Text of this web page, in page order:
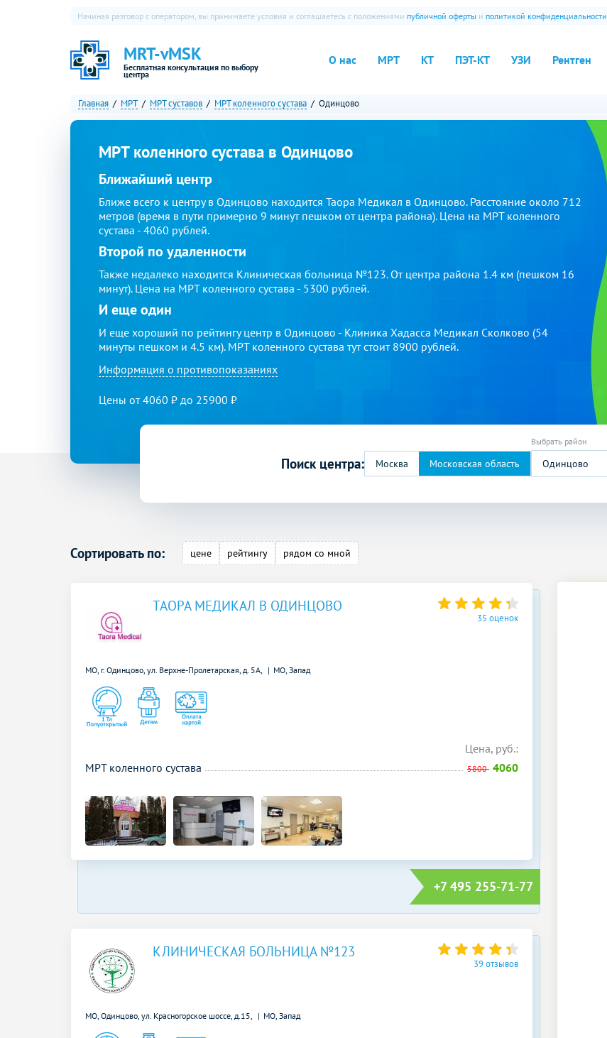
MRT-vMSK
Бесплатная консультация по выбору
центра
О нас МРТ КТ ПЭТ-КТ УЗИ Рентген
Начиная разговор с оператором, вы принимаете условия и соглашаетесь с положениями публичной оферты и политикой конфиденциальности
Главная МРТ МРТ суставов МРТ коленного сустава Одинцово
МРТ коленного сустава в Одинцово
Ближайший центр
Ближе всего к центру в Одинцово находится Таора Медикал в Одинцово. Расстояние около 712
метров (время в пути примерно 9 минут пешком от центра района). Цена на МРТ коленного
сустава - 4060 рублей.
Второй по удаленности
Также недалеко находится Клиническая больница №123. От центра района 1.4 км (пешком 16
минут). Цена на МРТ коленного сустава - 5300 рублей.
И еще один
И еще хороший по рейтингу центр в Одинцово - Клиника Хадасса Медикал Сколково (54
минуты пешком и 4.5 км). МРТ коленного сустава тут стоит 8900 рублей.
Информация о противопоказаниях
Цены от 4060 ₽ до 25900 ₽
Поиск центра: Одинцово
Сортировать по: цене рейтингу рядом со мной
ТАОРА МЕДИКАЛ В ОДИНЦОВО
35 оценок
МО, г. Одинцово, ул. Верхне-Пролетарская, д. 5А, МО, Запад
Цена, руб.:
МРТ коленного сустава
5800 4060
+7 495 255-71-77
КЛИНИЧЕСКАЯ БОЛЬНИЦА №123
39 отзывов
МО, Одинцово, ул. Красногорское шоссе, д.15, МО, Запад